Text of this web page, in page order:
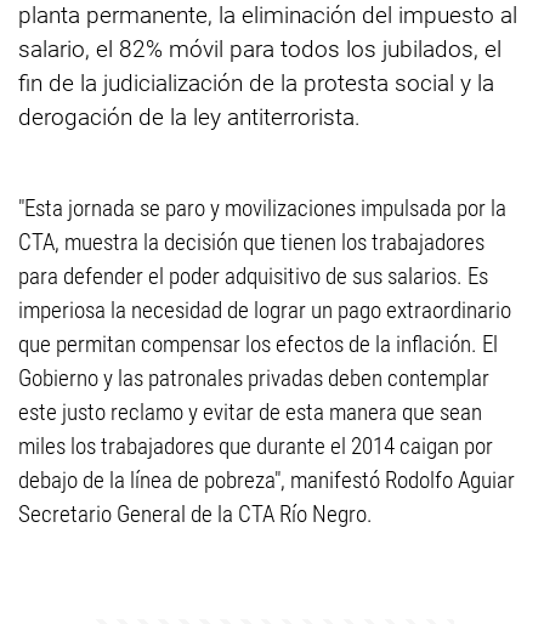
planta permanente, la eliminación del impuesto al
salario, el 82% móvil para todos los jubilados, el
fin de la judicialización de la protesta social y la
derogación de la ley antiterrorista.
"Esta jornada se paro y movilizaciones impulsada por la
CTA, muestra la decisión que tienen los trabajadores
para defender el poder adquisitivo de sus salarios. Es
imperiosa la necesidad de lograr un pago extraordinario
‎que permitan compensar los efectos de la inflación. El
Gobierno y las patronales privadas deben contemplar
este justo reclamo y evitar de esta manera que sean
miles los trabajadores que durante el 2014 caigan por
debajo de la línea de pobreza"​, manifestó Rodolfo Aguiar
Secretario General de la CTA Río Negro.​